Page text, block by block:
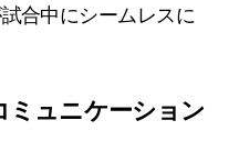
合中にシームレスに
ミュニケーション